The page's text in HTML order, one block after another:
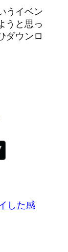
うイベン
うと思っ
ダウンロ
した感